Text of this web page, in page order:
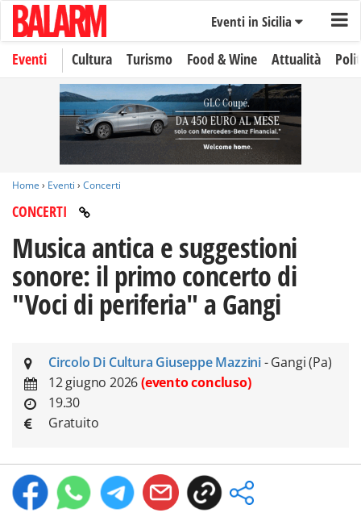
Eventi in Sicilia
Eventi Cultura Turismo Food & Wine Attualità
Home › Eventi › Concerti
CONCERTI
Musica antica e suggestioni
sonore: il primo concerto di
"Voci di periferia" a Gangi
Circolo Di Cultura Giuseppe Mazzini- Gangi (Pa)
12 giugno 2026(evento concluso)
19.30
Gratuito